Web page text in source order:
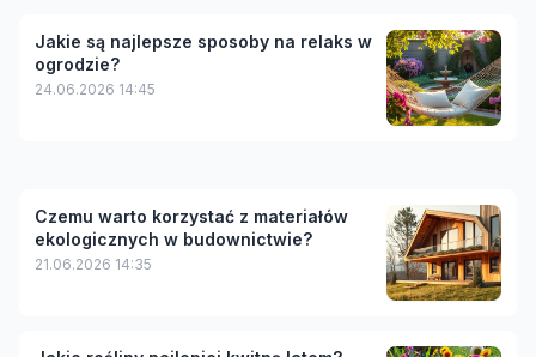
Jakie są najlepsze sposoby na relaks w
ogrodzie?
24.06.2026 14:45
Czemu warto korzystać z materiałów
ekologicznych w budownictwie?
21.06.2026 14:35